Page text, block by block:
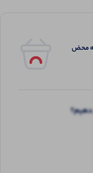
به محض
دهیم؟